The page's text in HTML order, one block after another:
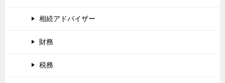
相続アドバイザー
財務
税務